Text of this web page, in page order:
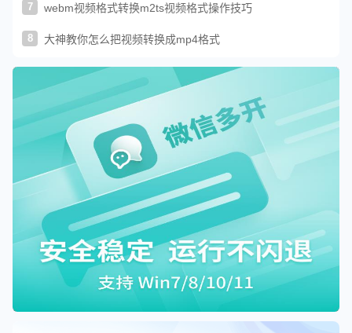
7 webm视频格式转换m2ts视频格式操作技巧
8 大神教你怎么把视频转换成mp4格式